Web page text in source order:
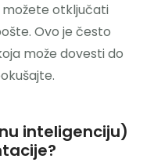
otključati
Ovo je često
može dovesti do
inteligenciju)